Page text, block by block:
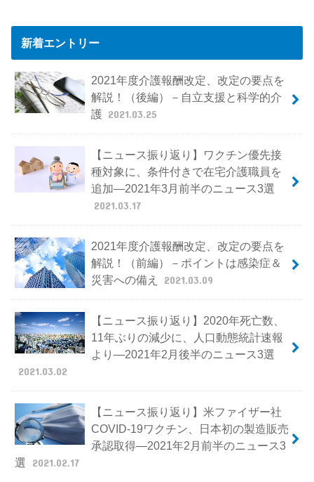
新着エントリー
2021年度介護報酬改定、改定の要点を
解説！（後編）－自立支援と科学的介
護 2021.03.25
【ニュース振り返り】ワクチン優先接
種対象に、条件付きで在宅介護職員を
追加―2021年3月前半のニュース3選
2021.03.17
2021年度介護報酬改定、改定の要点を
解説！（前編）－ポイントは感染症＆
災害への備え
2021.03.09
【ニュース振り返り】2020年死亡数、
11年ぶりの減少に、人口動態統計速報
より―2021年2月後半のニュース3選
2021.03.02
【ニュース振り返り】米ファイザー社
COVID-19ワクチン、日本初の製造販売
承認取得―2021年2月前半のニュース3
選
2021.02.17